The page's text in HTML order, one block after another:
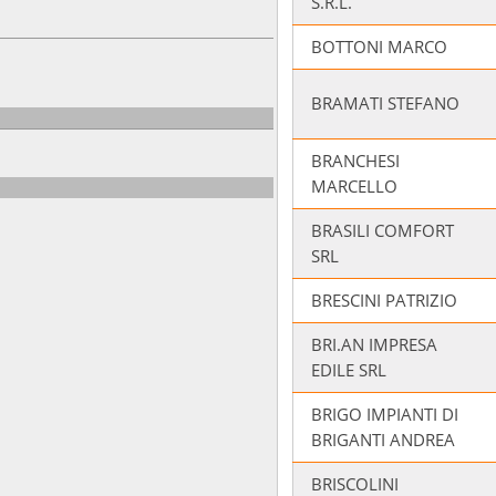
BOTTONI MARCO
BRAMATI STEFANO
BRANCHESI
MARCELLO
BRASILI COMFORT
SRL
BRESCINI PATRIZIO
BRI.AN IMPRESA
EDILE SRL
BRIGO IMPIANTI DI
BRIGANTI ANDREA
BRISCOLINI